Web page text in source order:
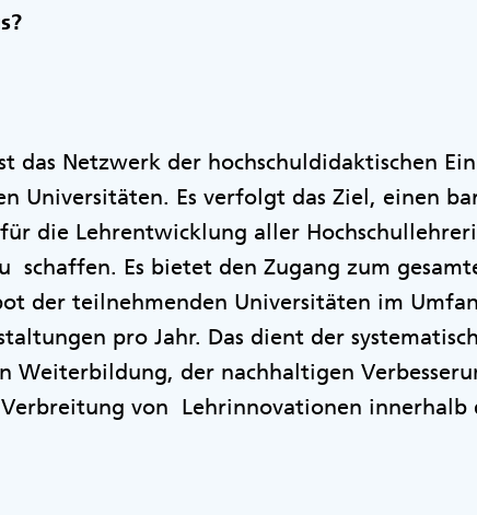
das Netzwerk der hochschuldidaktischen
Universitäten. Es verfolgt das Ziel, einen
die Lehrentwicklung aller
schaffen. Es bietet den Zugang zum
der teilnehmenden Universitäten im
pro Jahr. Das dient der
Weiterbildung, der nachhaltigen
von Lehrinnovationen innerhalb